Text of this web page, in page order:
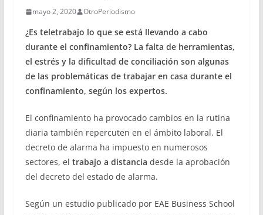
mayo 2, 2020 OtroPeriodismo
¿Es teletrabajo lo que se está llevando a cabo
durante el confinamiento? La falta de herramientas,
el estrés y la dificultad de conciliación son algunas
de las problemáticas de trabajar en casa durante el
confinamiento, según los expertos.
El confinamiento ha provocado cambios en la rutina
diaria también repercuten en el ámbito laboral. El
decreto de alarma ha impuesto en numerosos
sectores, el trabajo a distancia desde la aprobación
del decreto del estado de alarma.
Según un estudio publicado por EAE Business School